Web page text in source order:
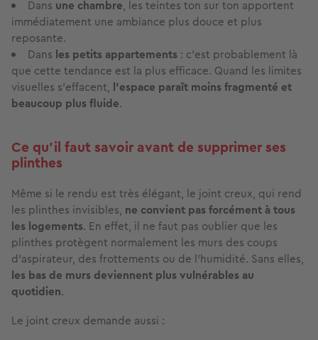
Dans une chambre, les teintes ton sur ton apportent
immédiatement une ambiance plus douce et plus
reposante.
Dans les petits appartements : c’est probablement là
que cette tendance est la plus efficace. Quand les limites
visuelles s’effacent, l’espace paraît moins fragmenté et
beaucoup plus fluide.
Ce qu’il faut savoir avant de supprimer ses
plinthes
Même si le rendu est très élégant, le joint creux, qui rend
les plinthes invisibles, ne convient pas forcément à tous
les logements. En effet, il ne faut pas oublier que les
plinthes protègent normalement les murs des coups
d’aspirateur, des frottements ou de l’humidité. Sans elles,
les bas de murs deviennent plus vulnérables au
quotidien.
Le joint creux demande aussi :